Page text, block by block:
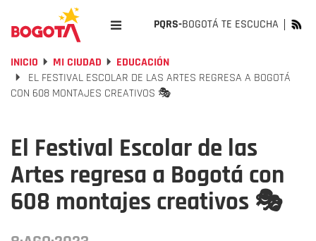
PQRS-BOGOTÁ TE ESCUCHA
INICIO MI CIUDAD
EDUCACIÓN
EL FESTIVAL ESCOLAR DE LAS ARTES REGRESA A BOGOTÁ
CON 608 MONTAJES CREATIVOS 🎭
El Festival Escolar de las
Artes regresa a Bogotá con
608 montajes creativos 🎭